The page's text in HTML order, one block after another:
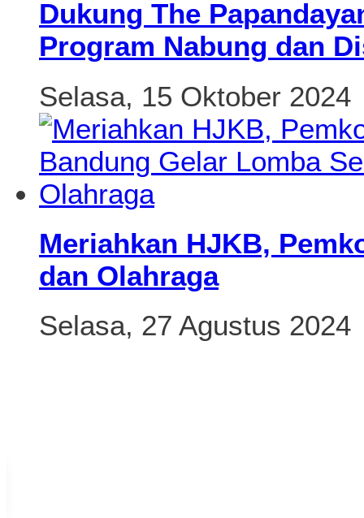
Dukung The
Program Nabung dan
Selasa, 15 Oktober 2024
Meriahkan HJKB,
dan Olahraga
Selasa, 27 Agustus 2024